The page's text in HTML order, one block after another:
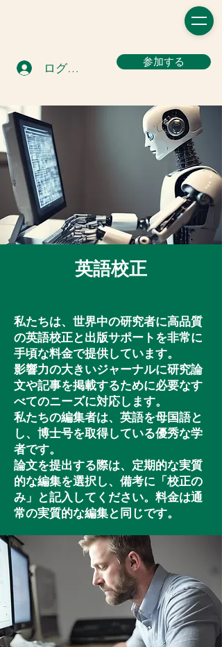
ログイン 参加する
私たちは、世界中の研究者に高品質
の英語校正と出版サポートを非常に
手頃な料金で提供しています。
影響力の大きいジャーナルに研究論
文や記事を掲載するために必要なす
べてのニーズに対応します。
私たちの編集者は、英語を母国語と
し、博士号を取得している優秀な学
者です。
論文を提出する際は、定期的な実質
的な編集を選択し、備考に「校正の
み」と記入してください。料金は通
常の実質的な編集と同じです。
英語校正